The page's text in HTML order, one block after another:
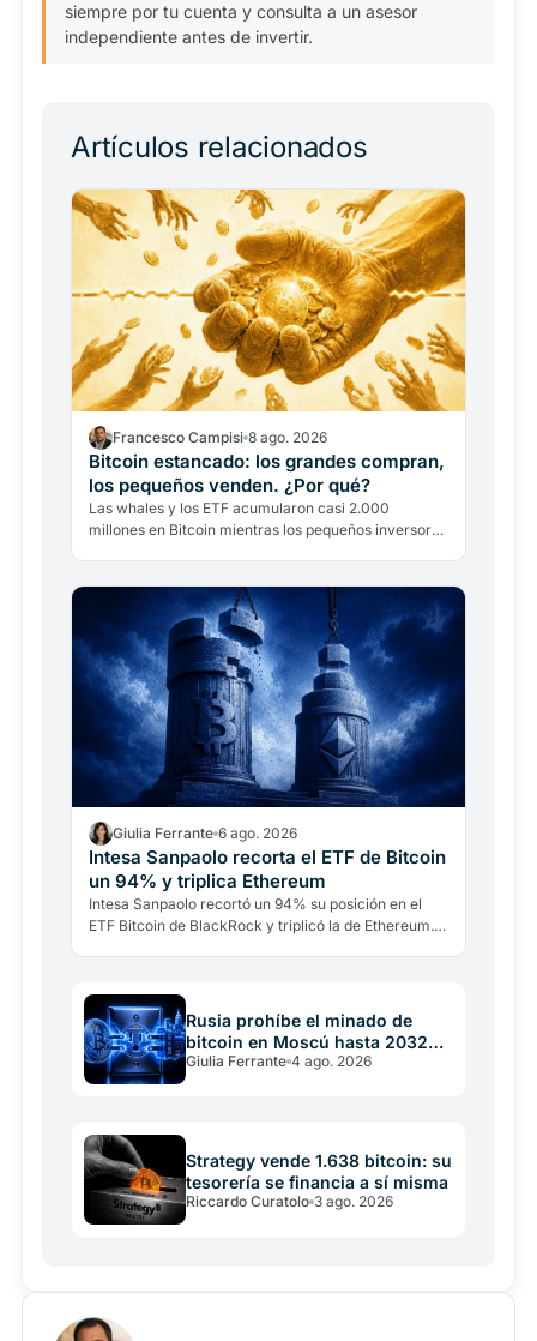
siempre por tu cuenta y consulta a un asesor
independiente antes de invertir.
Artículos relacionados
Francesco Campisi 8 ago. 2026
Bitcoin estancado: los grandes compran,
los pequeños venden. ¿Por qué?
Las whales y los ETF acumularon casi 2.000
millones en Bitcoin mientras los pequeños inversores
Giulia Ferrante 6 ago. 2026
Intesa Sanpaolo recorta el ETF de Bitcoin
un 94% y triplica Ethereum
Intesa Sanpaolo recortó un 94% su posición en el
ETF Bitcoin de BlackRock y triplicó la de Ethereum.
Rusia prohíbe el minado de
bitcoin en Moscú hasta 2032
por la red eléctrica
Giulia Ferrante 4 ago. 2026
Strategy vende 1.638 bitcoin: su
tesorería se financia a sí misma
Riccardo Curatolo 3 ago. 2026